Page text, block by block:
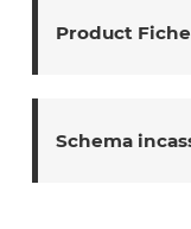
Product Fiche
Schema